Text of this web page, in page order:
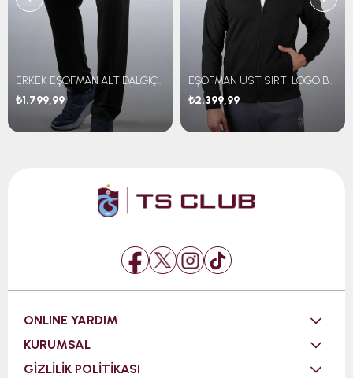
ERKEK EŞOFMAN ALT DALGIÇ KUMAŞ
₺1.799,99
EŞOFMAN ÜST SIRTI LOGO BASKILI
₺2.399,99
ONLINE YARDIM
KURUMSAL
GİZLİLİK POLİTİKASI